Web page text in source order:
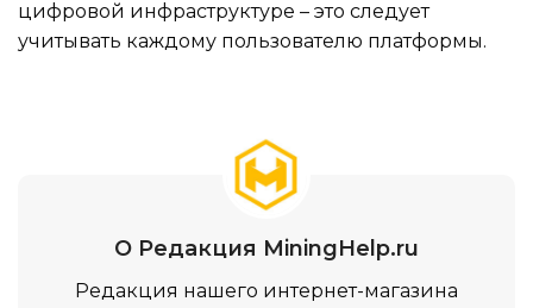
цифровой инфраструктуре – это следует
учитывать каждому пользователю платформы.
О Редакция MiningHelp.ru
Редакция нашего интернет-магазина